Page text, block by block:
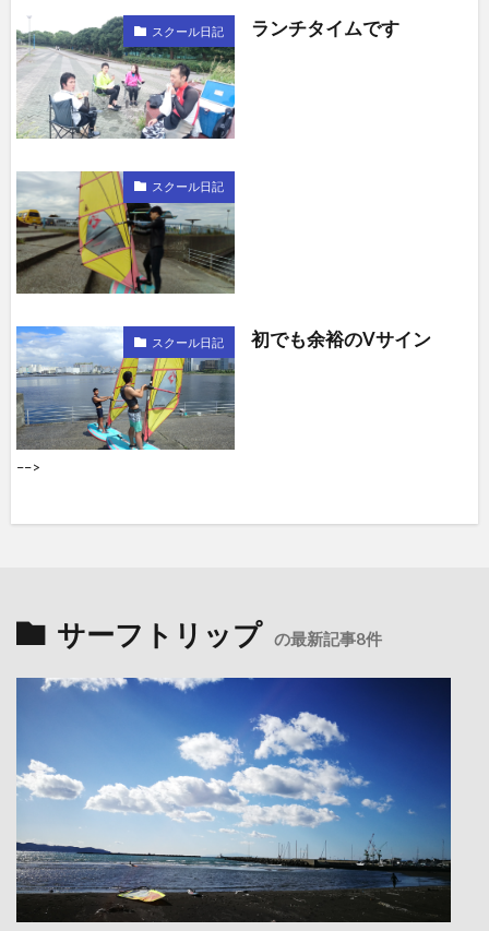
スクール日記 ランチタイムです
スクール日記
スクール日記 初でも余裕のVサイン
––>
サーフトリップ の最新記事8件